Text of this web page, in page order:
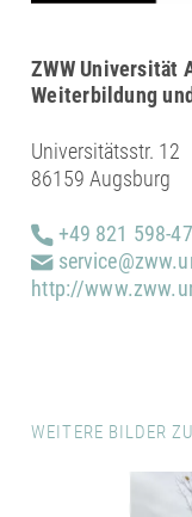
ZWW Universität
Weiterbildung
Universitätsstr. 12
86159 Augsburg
+49 821 598-
http://
WEITERE BILDER